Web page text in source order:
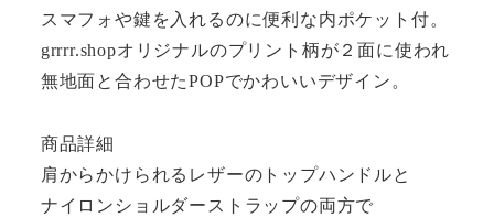
スマフォや鍵を入れるのに便利な内ポケット付。
grrrr.shopオリジナルのプリント柄が２面に使われ
無地面と合わせたPOPでかわいいデザイン。
商品詳細
肩からかけられるレザーのトップハンドルと
ナイロンショルダーストラップの両方で